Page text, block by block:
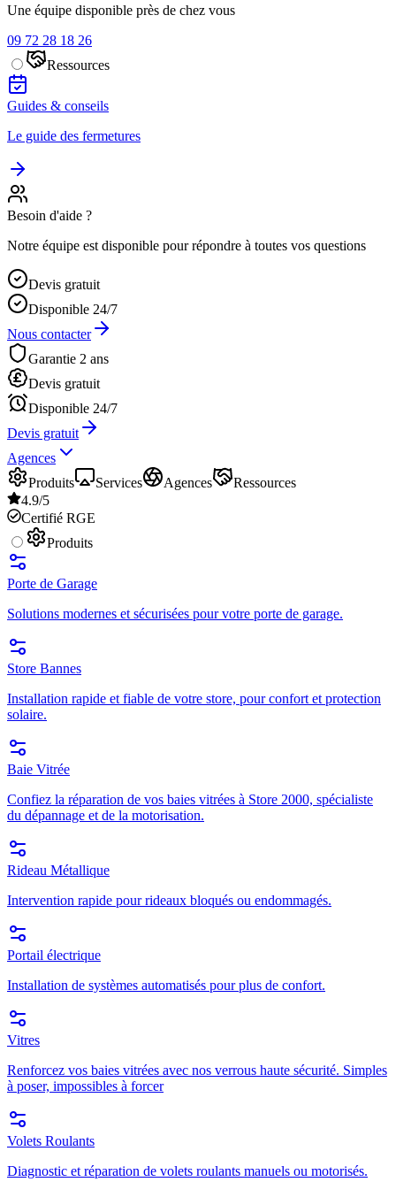
Une équipe disponible près de chez vous
09 72 28 18 26
Ressources
Guides & conseils
Le guide des fermetures
Besoin d'aide ?
Notre équipe est disponible pour répondre à toutes vos questions
Devis gratuit
Disponible 24/7
Nous contacter
Garantie 2 ans
Devis gratuit
Disponible 24/7
Devis gratuit
Agences
Produits
Services Agences
Ressources
4.9/5
Certifié RGE
Produits
Porte de Garage
Solutions modernes et sécurisées pour votre porte de garage.
Store Bannes
Installation rapide et fiable de votre store, pour confort et protection
solaire.
Baie Vitrée
Confiez la réparation de vos baies vitrées à Store 2000, spécialiste
du dépannage et de la motorisation.
Rideau Métallique
Intervention rapide pour rideaux bloqués ou endommagés.
Portail électrique
Installation de systèmes automatisés pour plus de confort.
Vitres
Renforcez vos baies vitrées avec nos verrous haute sécurité. Simples
à poser, impossibles à forcer
Volets Roulants
Diagnostic et réparation de volets roulants manuels ou motorisés.